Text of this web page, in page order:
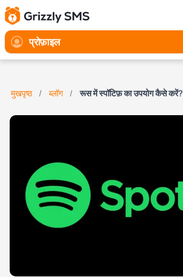
प्रोफ़ाइल
मुखपृष्ठ ब्लॉग रूस में स्पॉटिफ़ का उपयोग कैसे करें?